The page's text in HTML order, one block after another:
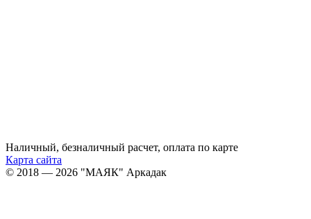
Наличный, безналичный расчет, оплата по карте
Карта сайта
© 2018 — 2026 "МАЯК" Аркадак